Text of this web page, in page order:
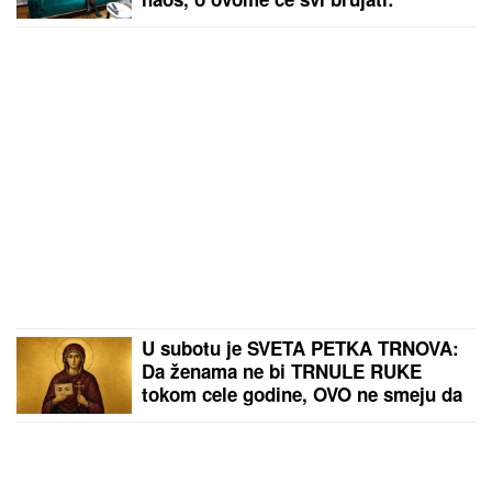
U subotu je SVETA PETKA TRNOVA:
Da ženama ne bi TRNULE RUKE
tokom cele godine, OVO ne smeju da